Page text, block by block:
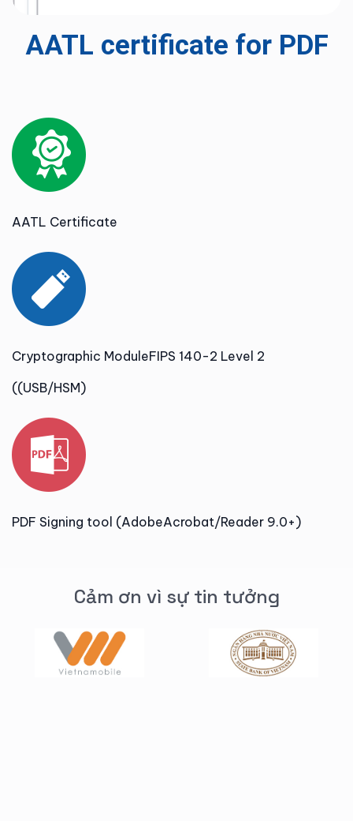
AATL certificate for PDF
AATL Certificate
Cryptographic ModuleFIPS 140-2 Level 2
((USB/HSM)
PDF Signing tool (AdobeAcrobat/Reader 9.0+)
Cảm ơn vì sự tin tưởng